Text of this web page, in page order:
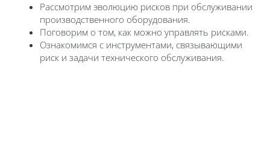
Рассмотрим эволюцию рисков при обслуживании
производственного оборудования.
Поговорим о том, как можно управлять рисками.
Ознакомимся с инструментами, связывающими
риск и задачи технического обслуживания.